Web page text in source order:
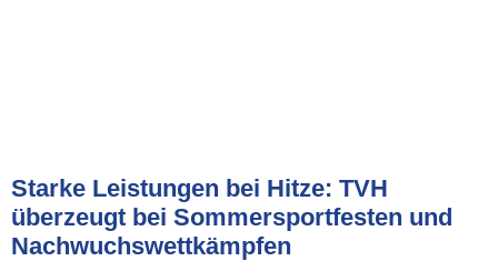
Starke Leistungen bei Hitze: TVH
überzeugt bei Sommersportfesten und
Nachwuchswettkämpfen